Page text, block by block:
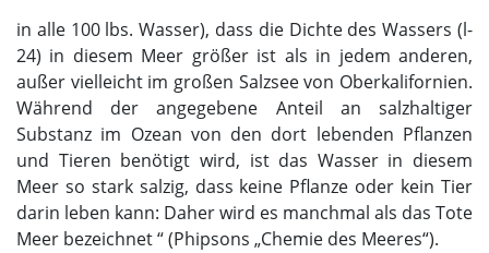
in alle 100 lbs. Wasser), dass die Dichte des Wassers (l-
24) in diesem Meer größer ist als in jedem anderen,
außer vielleicht im großen Salzsee von Oberkalifornien.
Während der angegebene Anteil an salzhaltiger
Substanz im Ozean von den dort lebenden Pflanzen
und Tieren benötigt wird, ist das Wasser in diesem
Meer so stark salzig, dass keine Pflanze oder kein Tier
darin leben kann: Daher wird es manchmal als das Tote
Meer bezeichnet “ (Phipsons „Chemie des Meeres“).